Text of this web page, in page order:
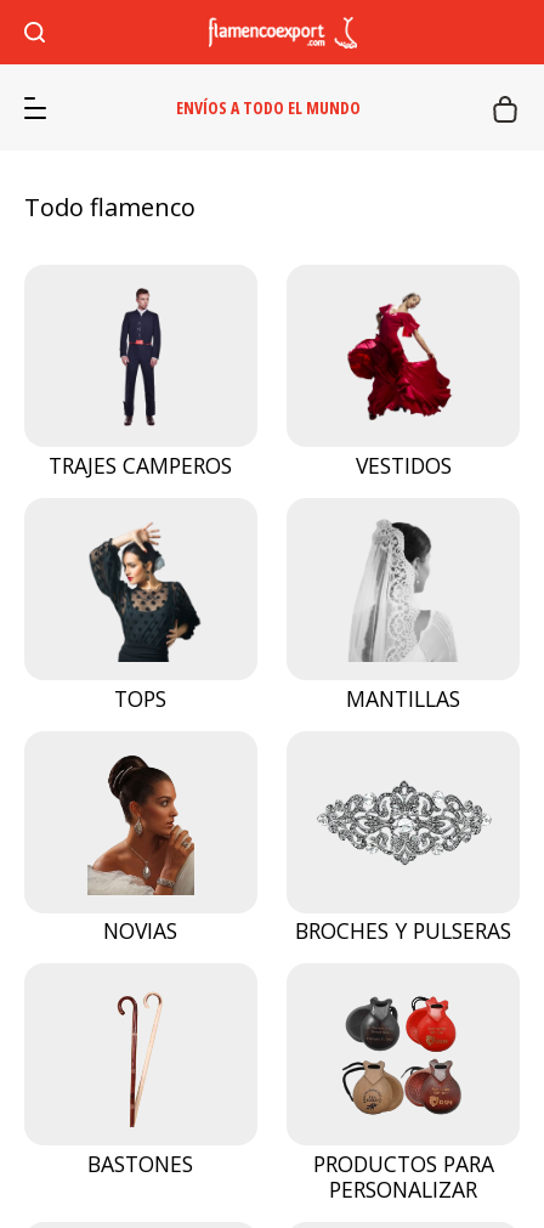
ENVÍOS A TODO EL MUNDO
Todo flamenco
TRAJES CAMPEROS VESTIDOS
TOPS MANTILLAS
NOVIAS BROCHES Y PULSERAS
BASTONES
PRODUCTOS PARA
PERSONALIZAR